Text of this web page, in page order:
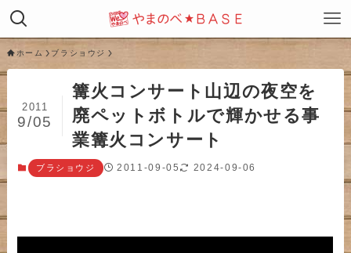
ホーム ブラショウジ
篝火コンサート山辺の夜空を
廃ペットボトルで輝かせる事
業篝火コンサート
2011
9/05
ブラショウジ 2011-09-05 2024-09-06